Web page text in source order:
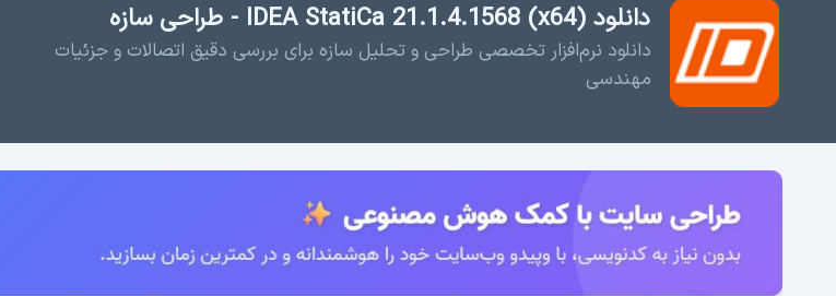
دانلود IDEA StatiCa 21.1.4.1568 (x64) - طراحی سازه
دانلود نرم‌افزار تخصصی طراحی و تحلیل سازه برای بررسی دقیق اتصالات و جزئیات
مهندسی